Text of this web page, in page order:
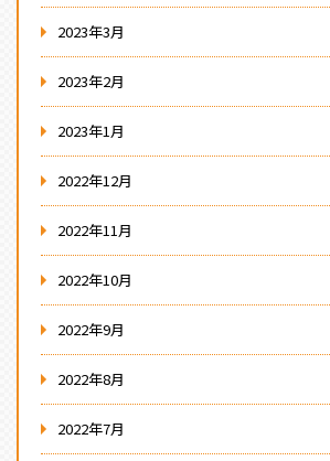
2023年3月
2023年2月
2023年1月
2022年12月
2022年11月
2022年10月
2022年9月
2022年8月
2022年7月